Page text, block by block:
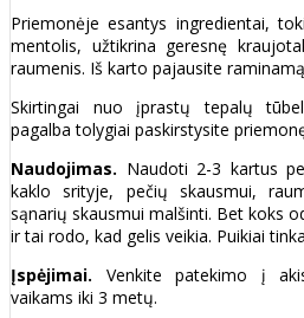
Priemonėje esantys ingredientai,
mentolis, užtikrina geresnę
raumenis. Iš karto pajausite
Skirtingai nuo įprastų tepalų
pagalba tolygiai paskirstysite
Naudojimas. Naudoti 2-3 kartus
kaklo srityje, pečių skausmui,
sąnarių skausmui malšinti. Bet koks
ir tai rodo, kad gelis veikia. Puikiai
Įspėjimai. Venkite patekimo į
vaikams iki 3 metų.